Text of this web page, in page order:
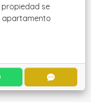
propiedad se
apartamento
CONTACTAR POR